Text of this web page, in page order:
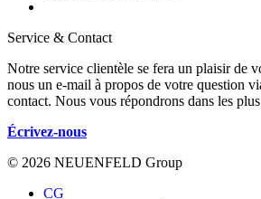
Service & Contact
Notre service clientèle se fera un plaisir de
nous un e-mail à propos de votre question
contact. Nous vous répondrons dans les
Écrivez-nous
© 2026 NEUENFELD Group
CG